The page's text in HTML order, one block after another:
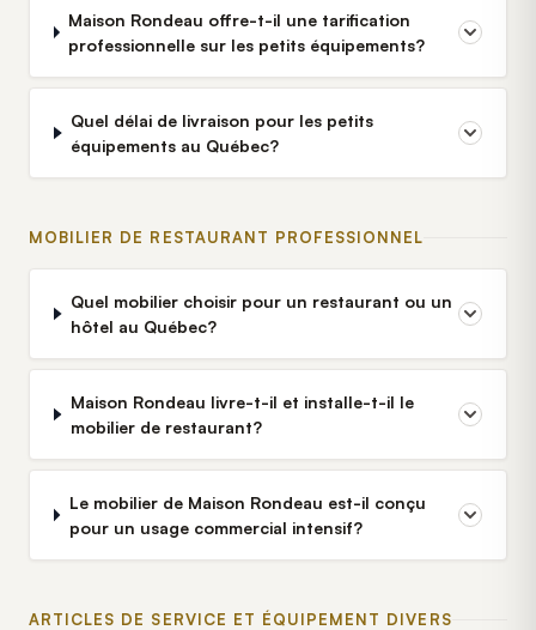
Maison Rondeau offre-t-il une tarification
professionnelle sur les petits équipements?
Quel délai de livraison pour les petits
équipements au Québec?
MOBILIER DE RESTAURANT PROFESSIONNEL
Quel mobilier choisir pour un restaurant ou un
hôtel au Québec?
Maison Rondeau livre-t-il et installe-t-il le
mobilier de restaurant?
Le mobilier de Maison Rondeau est-il conçu
pour un usage commercial intensif?
ARTICLES DE SERVICE ET ÉQUIPEMENT DIVERS